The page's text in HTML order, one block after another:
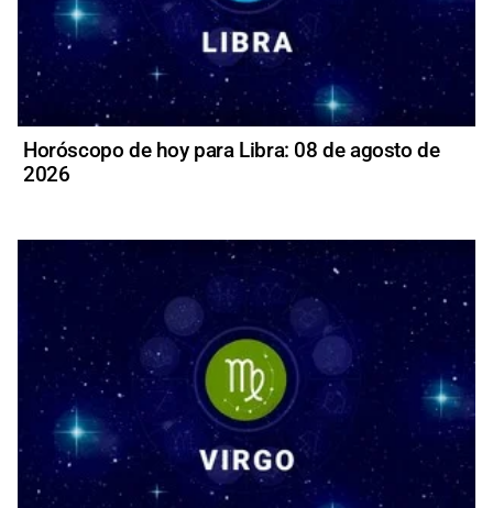
Horóscopo de hoy para Libra: 08 de agosto de
2026